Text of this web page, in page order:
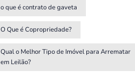
o que é contrato de gaveta
O Que é Copropriedade?
Qual o Melhor Tipo de Imóvel para Arrematar
em Leilão?